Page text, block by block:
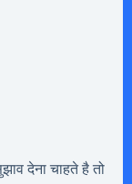
देना चाहते है तो